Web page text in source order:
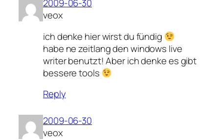
2009-06-30
veox
ich denke hier wirst du fündig
habe ne zeitlang den windows live
writer benutzt! Aber ich denke es gibt
bessere tools
Reply
2009-06-30
veox